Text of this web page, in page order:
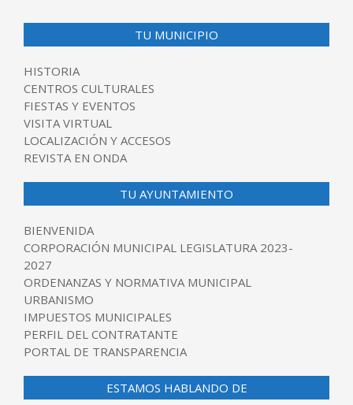
TU MUNICIPIO
HISTORIA
CENTROS CULTURALES
FIESTAS Y EVENTOS
VISITA VIRTUAL
LOCALIZACIÓN Y ACCESOS
REVISTA EN ONDA
TU AYUNTAMIENTO
BIENVENIDA
CORPORACIÓN MUNICIPAL LEGISLATURA 2023-
2027
ORDENANZAS Y NORMATIVA MUNICIPAL
URBANISMO
IMPUESTOS MUNICIPALES
PERFIL DEL CONTRATANTE
PORTAL DE TRANSPARENCIA
ESTAMOS HABLANDO DE